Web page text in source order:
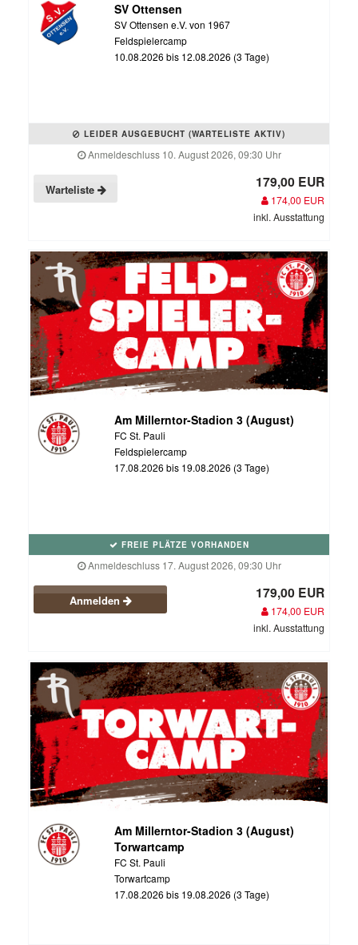
SV Ottensen
SV Ottensen e.V. von 1967
Feldspielercamp
10.08.2026 bis 12.08.2026 (3 Tage)
LEIDER AUSGEBUCHT (WARTELISTE AKTIV)
Anmeldeschluss 10. August 2026, 09:30 Uhr
Warteliste 179,00 EUR
174,00 EUR
inkl. Ausstattung
Am Millerntor-Stadion 3 (August)
FC St. Pauli
Feldspielercamp
17.08.2026 bis 19.08.2026 (3 Tage)
FREIE PLÄTZE VORHANDEN
Anmeldeschluss 17. August 2026, 09:30 Uhr
Anmelden 179,00 EUR
174,00 EUR
inkl. Ausstattung
Am Millerntor-Stadion 3 (August)
Torwartcamp
FC St. Pauli
Torwartcamp
17.08.2026 bis 19.08.2026 (3 Tage)